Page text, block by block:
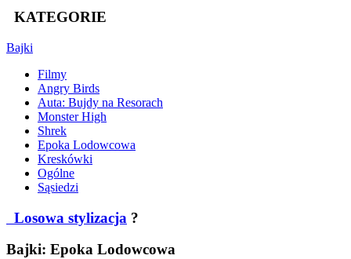
KATEGORIE
Bajki
Filmy
Angry Birds
Auta: Bujdy na Resorach
Monster High
Shrek
Epoka Lodowcowa
Kreskówki
Ogólne
Sąsiedzi
Losowa stylizacja ?
Bajki: Epoka Lodowcowa